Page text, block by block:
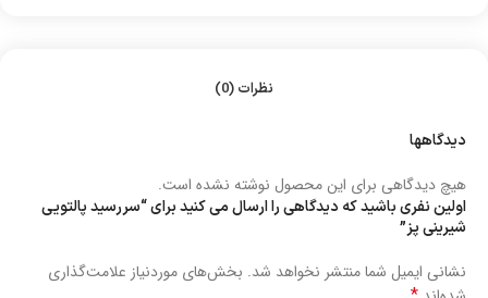
نظرات (0)
دیدگاهها
هیچ دیدگاهی برای این محصول نوشته نشده است.
اولین نفری باشید که دیدگاهی را ارسال می کنید برای “سررسید پالتویی
شیرینی پز”
نشانی ایمیل شما منتشر نخواهد شد. بخش‌های موردنیاز علامت‌گذاری